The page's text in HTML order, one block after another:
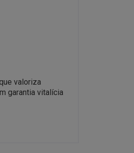
valoriza
garantia vitalícia